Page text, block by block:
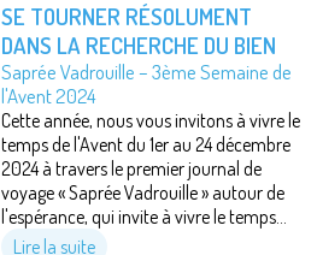
SE TOURNER RÉSOLUMENT
DANS LA RECHERCHE DU BIEN
Saprée Vadrouille – 3ème Semaine de
l'Avent 2024
Cette année, nous vous invitons à vivre le
temps de l'Avent du 1er au 24 décembre
2024 à travers le premier journal de
voyage « Saprée Vadrouille » autour de
l'espérance, qui invite à vivre le temps...
Lire la suite